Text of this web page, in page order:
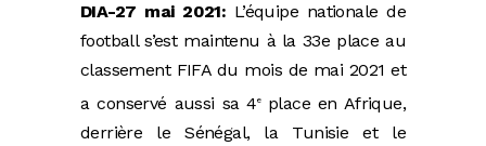
DIA-27 mai 2021: L’équipe nationale de
football s’est maintenu à la 33e place au
classement FIFA du mois de mai 2021 et
a conservé aussi sa 4eplace en Afrique,
derrière le Sénégal, la Tunisie et le